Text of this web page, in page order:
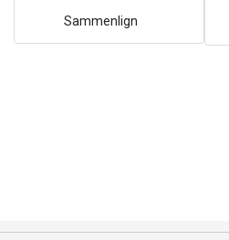
Sammenlign